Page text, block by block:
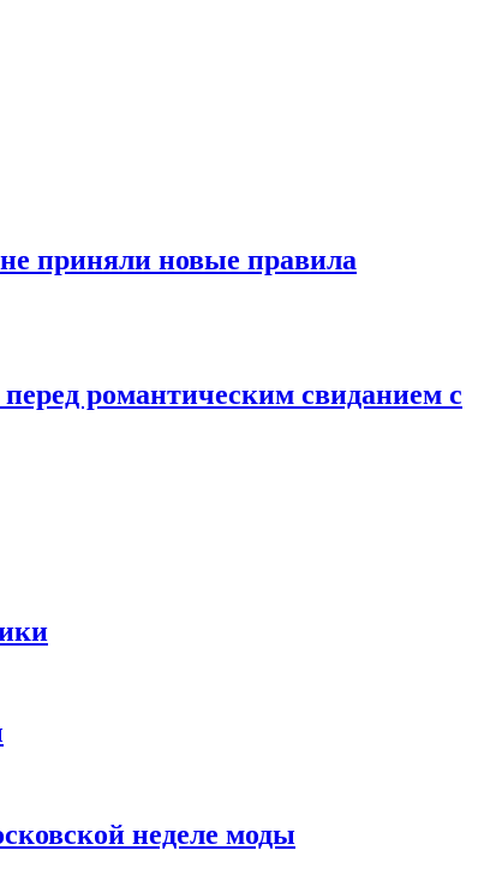
приняли новые правила
романтическим свиданием с
неделе моды